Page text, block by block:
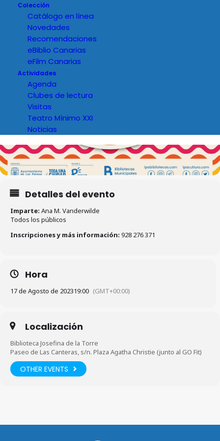
Colección
Catálogo en línea
Novedades
Recomendaciones
eBiblio Canarias
eFilm Canarias
Actividades
Agenda
Clubes de lectura
Visitas
Teatro Mínimo XXI
Noticias
Detalles del evento
Imparte: Ana M. Vanderwilde
Todos los públicos
Inscripciones y más información: 928 276 371
Hora
17 de Agosto de 202319:00 (GMT+00:00)
Localización
Biblioteca Josefina de la Torre
Paseo de Las Canteras, s/n. Plaza Agatha Christie (junto al GO Fit)
OTHER EVENTS